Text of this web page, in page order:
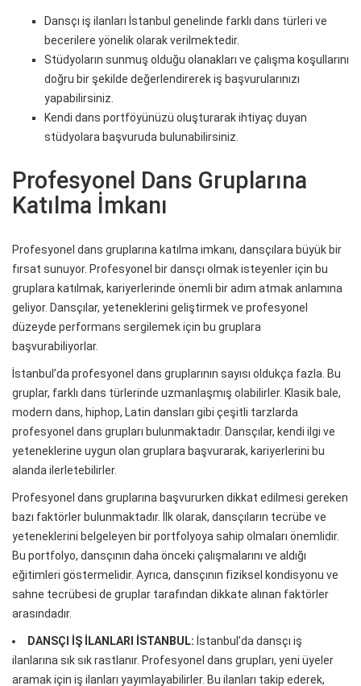
Dansçı iş ilanları İstanbul genelinde farklı dans türleri ve
becerilere yönelik olarak verilmektedir.
Stüdyoların sunmuş olduğu olanakları ve çalışma koşullarını
doğru bir şekilde değerlendirerek iş başvurularınızı
yapabilirsiniz.
Kendi dans portföyünüzü oluşturarak ihtiyaç duyan
stüdyolara başvuruda bulunabilirsiniz.
Profesyonel Dans Gruplarına
Katılma İmkanı
Profesyonel dans gruplarına katılma imkanı, dansçılara büyük bir
fırsat sunuyor. Profesyonel bir dansçı olmak isteyenler için bu
gruplara katılmak, kariyerlerinde önemli bir adım atmak anlamına
geliyor. Dansçılar, yeteneklerini geliştirmek ve profesyonel
düzeyde performans sergilemek için bu gruplara
başvurabiliyorlar.
İstanbul’da profesyonel dans gruplarının sayısı oldukça fazla. Bu
gruplar, farklı dans türlerinde uzmanlaşmış olabilirler. Klasik bale,
modern dans, hiphop, Latin dansları gibi çeşitli tarzlarda
profesyonel dans grupları bulunmaktadır. Dansçılar, kendi ilgi ve
yeteneklerine uygun olan gruplara başvurarak, kariyerlerini bu
alanda ilerletebilirler.
Profesyonel dans gruplarına başvururken dikkat edilmesi gereken
bazı faktörler bulunmaktadır. İlk olarak, dansçıların tecrübe ve
yeteneklerini belgeleyen bir portfolyoya sahip olmaları önemlidir.
Bu portfolyo, dansçının daha önceki çalışmalarını ve aldığı
eğitimleri göstermelidir. Ayrıca, dansçının fiziksel kondisyonu ve
sahne tecrübesi de gruplar tarafından dikkate alınan faktörler
arasındadır.
DANSÇI İŞ İLANLARI İSTANBUL: İstanbul’da dansçı iş
ilanlarına sık sık rastlanır. Profesyonel dans grupları, yeni üyeler
aramak için iş ilanları yayımlayabilirler. Bu ilanları takip ederek,